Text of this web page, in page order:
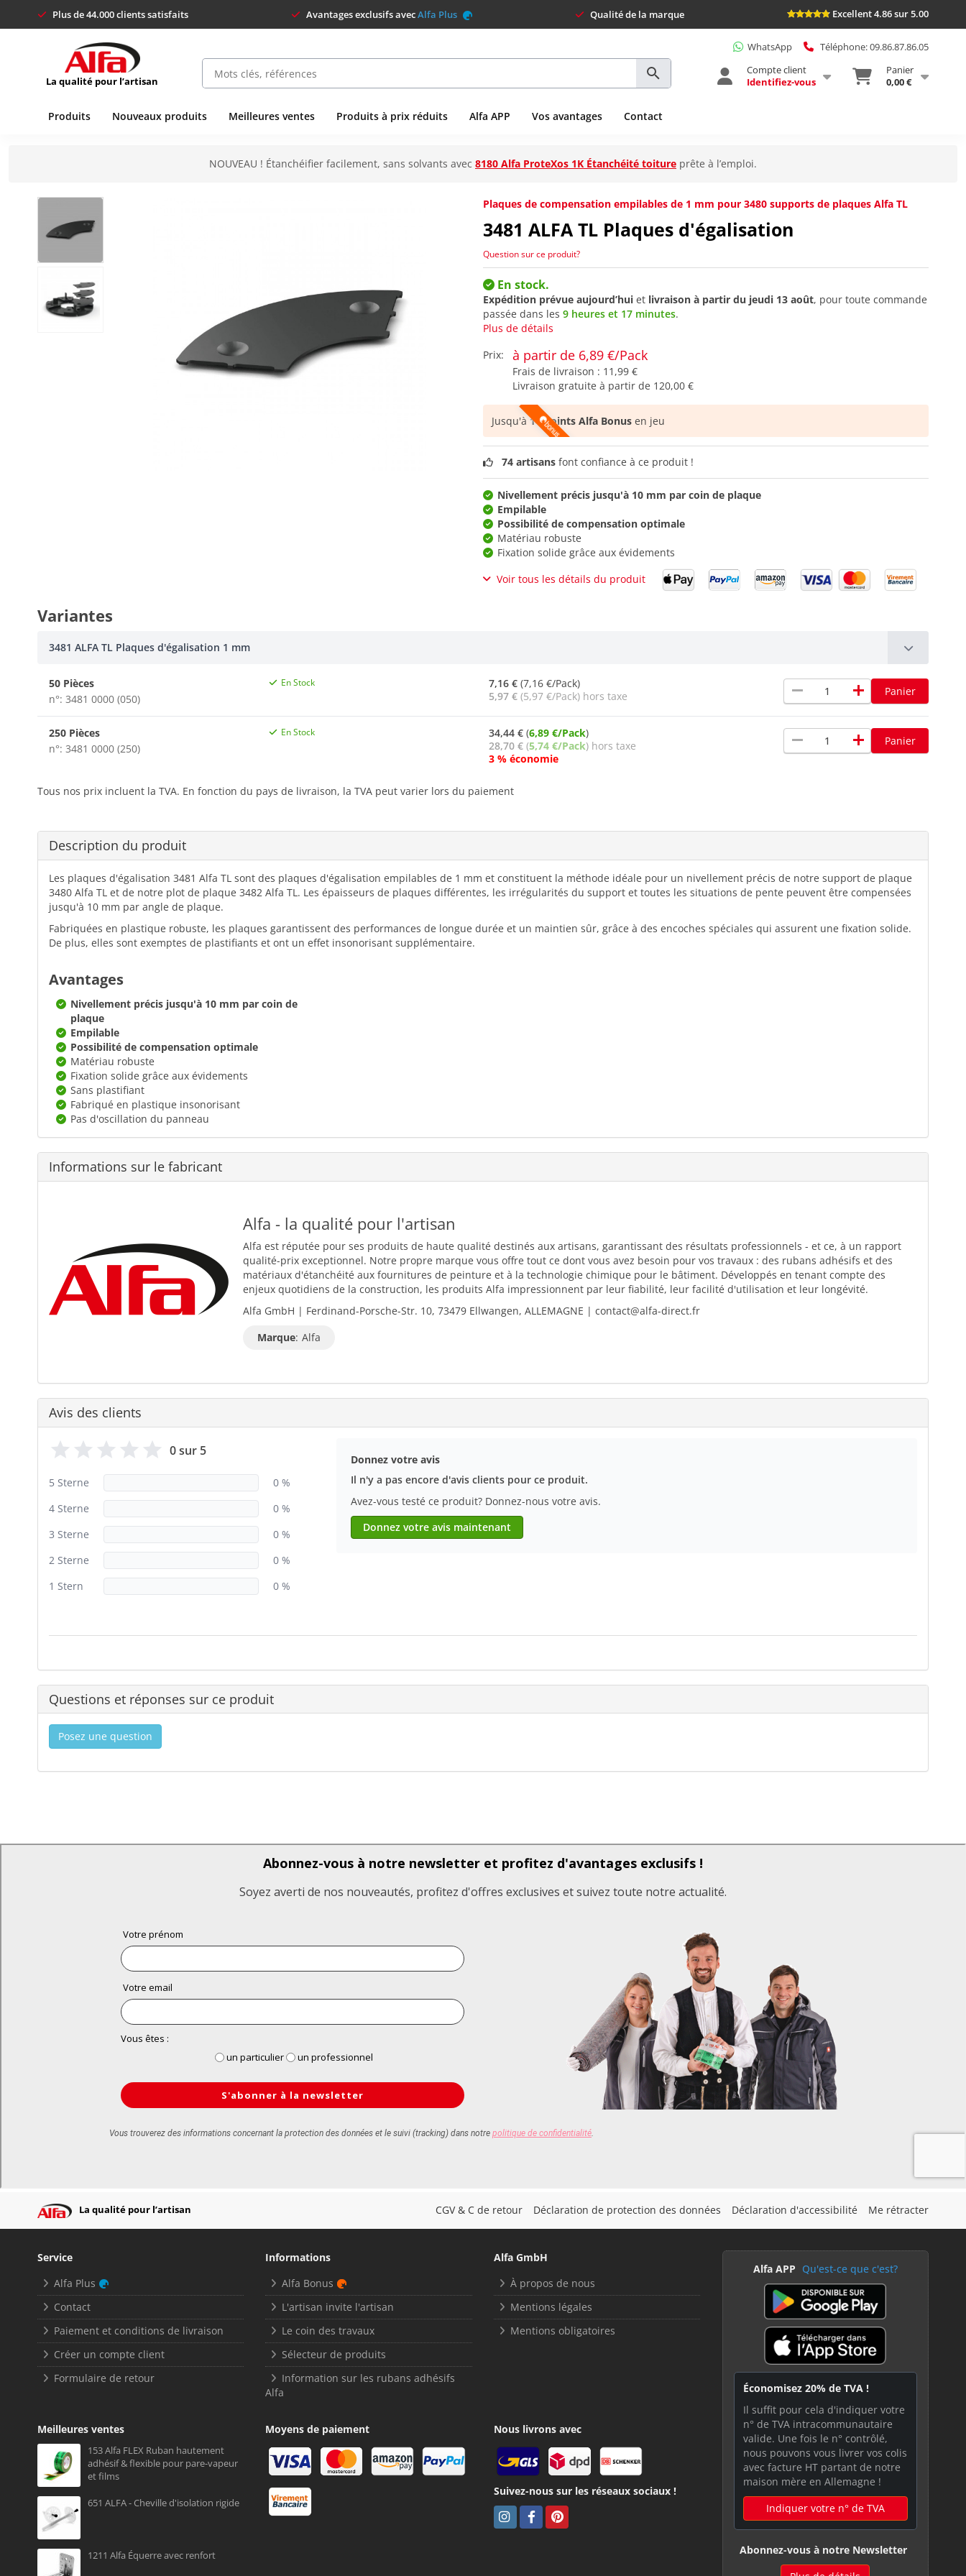
Plus de 44.000 clients satisfaits Avantages exclusifs avecAlfa Plus Qualité de la marque Excellent 4.86 sur 5.00
La qualité pour l’artisan
WhatsApp
Téléphone: 09.86.87.86.05
Compte client
Identifiez-vous
Panier
0,00 €
Produits Nouveaux produits Meilleures ventes Produits à prix réduits Alfa APP Vos avantages Contact
NOUVEAU ! Étanchéifier facilement, sans solvants avec 8180 Alfa ProteXos 1K Étanchéité toiture prête à l’emploi.
Plaques de compensation empilables de 1 mm pour 3480 supports de plaques Alfa TL
3481 ALFA TL Plaques d'égalisation
Question sur ce produit?
En stock.
Expédition prévue aujourd’hui et livraison à partir du jeudi 13 août, pour toute commande
passée dans les 9 heures et 17 minutes.
Plus de détails
Prix:
à partir de 6,89 €/Pack
Frais de livraison : 11,99 €
Livraison gratuite à partir de 120,00 €
Jusqu'à14 points Alfa Bonus en jeu
74 artisans font confiance à ce produit !
Nivellement précis jusqu'à 10 mm par coin de plaque
Empilable
Possibilité de compensation optimale
Matériau robuste
Fixation solide grâce aux évidements
Voir tous les détails du produit
Variantes
3481 ALFA TL Plaques d'égalisation 1 mm
50 Pièces
n°: 3481 0000 (050)
En Stock 7,16 € (7,16 €/Pack)
5,97 € (5,97 €/Pack) hors taxe remove add Panier
250 Pièces
n°: 3481 0000 (250)
En Stock 34,44 € (6,89 €/Pack)
28,70 € (5,74 €/Pack) hors taxe
3 % économie
remove add Panier
Tous nos prix incluent la TVA. En fonction du pays de livraison, la TVA peut varier lors du paiement
Description du produit
Les plaques d'égalisation 3481 Alfa TL sont des plaques d'égalisation empilables de 1 mm et constituent la méthode idéale pour un nivellement précis de notre support de plaque
3480 Alfa TL et de notre plot de plaque 3482 Alfa TL. Les épaisseurs de plaques différentes, les irrégularités du support et toutes les situations de pente peuvent être compensées
jusqu'à 10 mm par angle de plaque.
Fabriquées en plastique robuste, les plaques garantissent des performances de longue durée et un maintien sûr, grâce à des encoches spéciales qui assurent une fixation solide.
De plus, elles sont exemptes de plastifiants et ont un effet insonorisant supplémentaire.
Avantages
Nivellement précis jusqu'à 10 mm par coin de
plaque
Empilable
Possibilité de compensation optimale
Matériau robuste
Fixation solide grâce aux évidements
Sans plastifiant
Fabriqué en plastique insonorisant
Pas d'oscillation du panneau
Informations sur le fabricant
Alfa - la qualité pour l'artisan
Alfa est réputée pour ses produits de haute qualité destinés aux artisans, garantissant des résultats professionnels - et ce, à un rapport
qualité-prix exceptionnel. Notre propre marque vous offre tout ce dont vous avez besoin pour vos travaux : des rubans adhésifs et des
matériaux d'étanchéité aux fournitures de peinture et à la technologie chimique pour le bâtiment. Développés en tenant compte des
enjeux quotidiens de la construction, les produits Alfa impressionnent par leur fiabilité, leur facilité d'utilisation et leur longévité.
Alfa GmbH | Ferdinand-Porsche-Str. 10, 73479 Ellwangen, ALLEMAGNE | contact@alfa-direct.fr
Marque: Alfa
Avis des clients
0 sur 5
5 Sterne
0 %
4 Sterne
0 %
3 Sterne
0 %
2 Sterne
0 %
1 Stern
0 %
Donnez votre avis
Il n'y a pas encore d'avis clients pour ce produit.
Avez-vous testé ce produit? Donnez-nous votre avis.
Donnez votre avis maintenant
Questions et réponses sur ce produit
Posez une question
La qualité pour l’artisan CGV & C de retour Déclaration de protection des données Déclaration d'accessibilité Me rétracter
Service
Alfa Plus
Contact
Paiement et conditions de livraison
Créer un compte client
Formulaire de retour
Informations
Alfa Bonus
L'artisan invite l'artisan
Le coin des travaux
Sélecteur de produits
Information sur les rubans adhésifs
Alfa
Alfa GmbH
À propos de nous
Mentions légales
Mentions obligatoires
Meilleures ventes
153 Alfa FLEX Ruban hautement
adhésif & flexible pour pare-vapeur
et films
651 ALFA - Cheville d'isolation rigide
1211 Alfa Équerre avec renfort
Moyens de paiement Nous livrons avec
Suivez-nous sur les réseaux sociaux !
Alfa APP Qu'est-ce que c'est?
Économisez 20% de TVA !
Il suffit pour cela d'indiquer votre
n° de TVA intracommunautaire
valide. Une fois le n° contrôlé,
nous pouvons vous livrer vos colis
avec facture HT partant de notre
maison mère en Allemagne !
Indiquer votre n° de TVA
Abonnez-vous à notre Newsletter